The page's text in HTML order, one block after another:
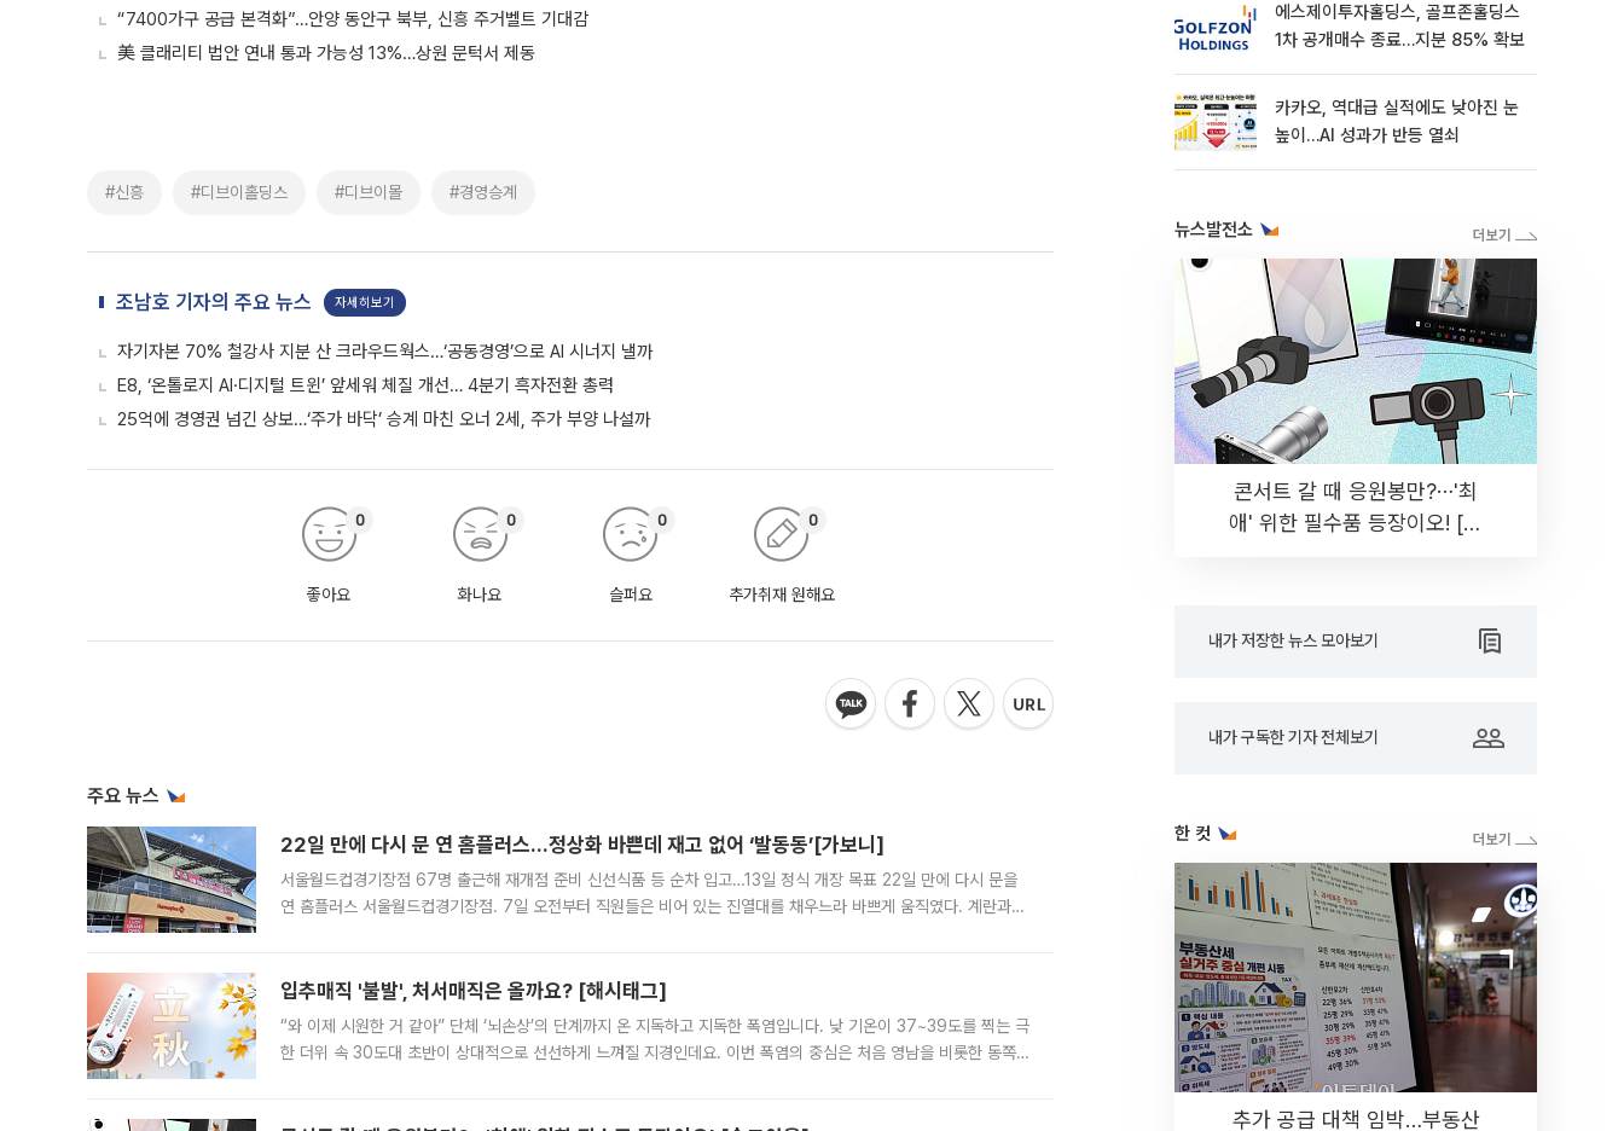
“7400가구 공급 본격화”…안양 동안구 북부, 신흥 주거벨트 기대감
美 클래리티 법안 연내 통과 가능성 13%…상원 문턱서 제동
#신흥 #디브이홀딩스 #디브이몰 #경영승계
조남호 기자의 주요 뉴스 자세히보기
자기자본 70% 철강사 지분 산 크라우드웍스…‘공동경영’으로 AI 시너지 낼까
E8, ‘온톨로지 AI·디지털 트윈’ 앞세워 체질 개선… 4분기 흑자전환 총력
25억에 경영권 넘긴 상보…‘주가 바닥’ 승계 마친 오너 2세, 주가 부양 나설까
좋아요
0
화나요
0
슬퍼요
0
추가취재 원해요
0
주요 뉴스
22일 만에 다시 문 연 홈플러스…정상화 바쁜데 재고 없어 ‘발동동’[가보니]
서울월드컵경기장점 67명 출근해 재개점 준비 신선식품 등 순차 입고…13일 정식 개장 목표 22일 만에 다시 문을
연 홈플러스 서울월드컵경기장점. 7일 오전부터 직원들은 비어 있는 진열대를 채우느라 바쁘게 움직였다. 계란과
입추매직 '불발', 처서매직은 올까요? [해시태그]
“와 이제 시원한 거 같아” 단체 ‘뇌손상’의 단계까지 온 지독하고 지독한 폭염입니다. 낮 기온이 37~39도를 찍는 극
한 더위 속 30도대 초반이 상대적으로 선선하게 느껴질 지경인데요. 이번 폭염의 중심은 처음 영남을 비롯한 동쪽
에스제이투자홀딩스, 골프존홀딩스
1차 공개매수 종료…지분 85% 확보
카카오, 역대급 실적에도 낮아진 눈
높이…AI 성과가 반등 열쇠
뉴스발전소
콘서트 갈 때 응원봉만?⋯'최
애' 위한 필수품 등장이오! [솔
내가 저장한 뉴스 모아보기
내가 구독한 기자 전체보기
한 컷
추가 공급 대책 임박…부동산